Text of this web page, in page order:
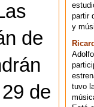
de
de
partir
y
tuvo